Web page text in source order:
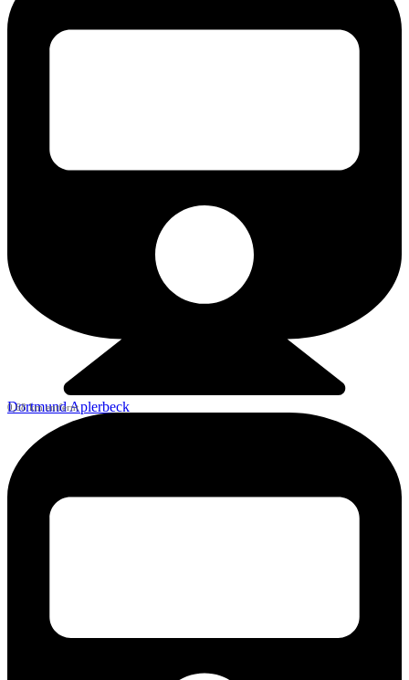
Dortmund Aplerbeck
0,68 km entfernt